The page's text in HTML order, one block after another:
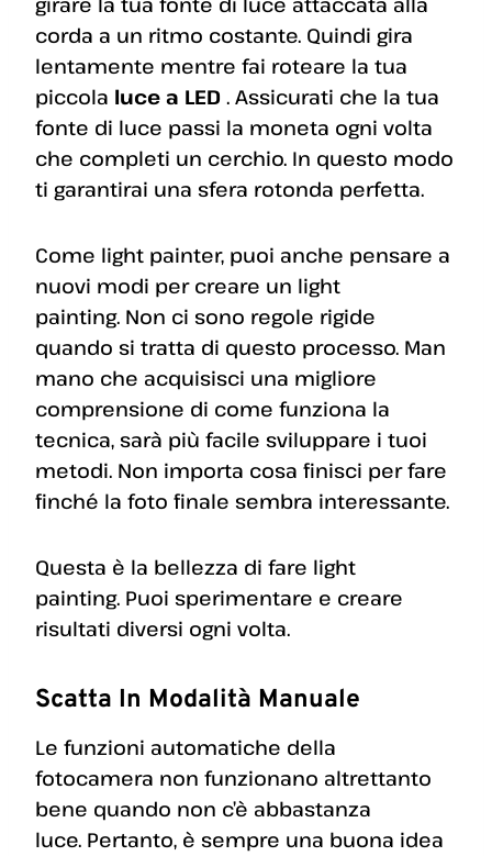
corda a un ritmo costante. Quindi gira
lentamente mentre fai roteare la tua
piccola luce a LED . Assicurati che la tua
fonte di luce passi la moneta ogni volta
che completi un cerchio. In questo modo
ti garantirai una sfera rotonda perfetta.
Come light painter, puoi anche pensare a
nuovi modi per creare un light
painting. Non ci sono regole rigide
quando si tratta di questo processo. Man
mano che acquisisci una migliore
comprensione di come funziona la
tecnica, sarà più facile sviluppare i tuoi
metodi. Non importa cosa finisci per fare
finché la foto finale sembra interessante.
Questa è la bellezza di fare light
painting. Puoi sperimentare e creare
risultati diversi ogni volta.
Scatta In Modalità Manuale
Le funzioni automatiche della
fotocamera non funzionano altrettanto
bene quando non c’è abbastanza
luce. Pertanto, è sempre una buona idea